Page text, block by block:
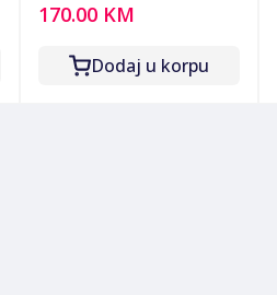
PowerCyclone 3 -
XB1142/10
170.00 KM
Dodaj u korpu